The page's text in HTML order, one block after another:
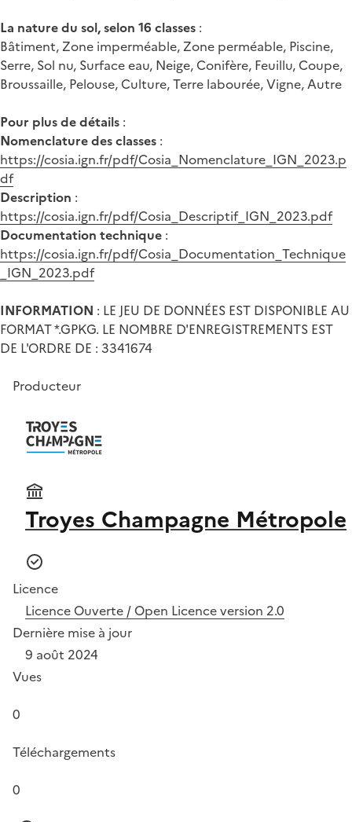
La nature du sol, selon 16 classes :
Bâtiment, Zone imperméable, Zone perméable, Piscine,
Serre, Sol nu, Surface eau, Neige, Conifère, Feuillu, Coupe,
Broussaille, Pelouse, Culture, Terre labourée, Vigne, Autre
Pour plus de détails :
Nomenclature des classes :
https://cosia.ign.fr/pdf/Cosia_Nomenclature_IGN_2023.p
df
Description :
https://cosia.ign.fr/pdf/Cosia_Descriptif_IGN_2023.pdf
Documentation technique :
https://cosia.ign.fr/pdf/Cosia_Documentation_Technique
_IGN_2023.pdf
INFORMATION : LE JEU DE DONNÉES EST DISPONIBLE AU
FORMAT *.GPKG. LE NOMBRE D'ENREGISTREMENTS EST
DE L'ORDRE DE : 3341674
Producteur
Troyes Champagne Métropole
Licence
Licence Ouverte / Open Licence version 2.0
Dernière mise à jour
9 août 2024
Vues
0
Téléchargements
0